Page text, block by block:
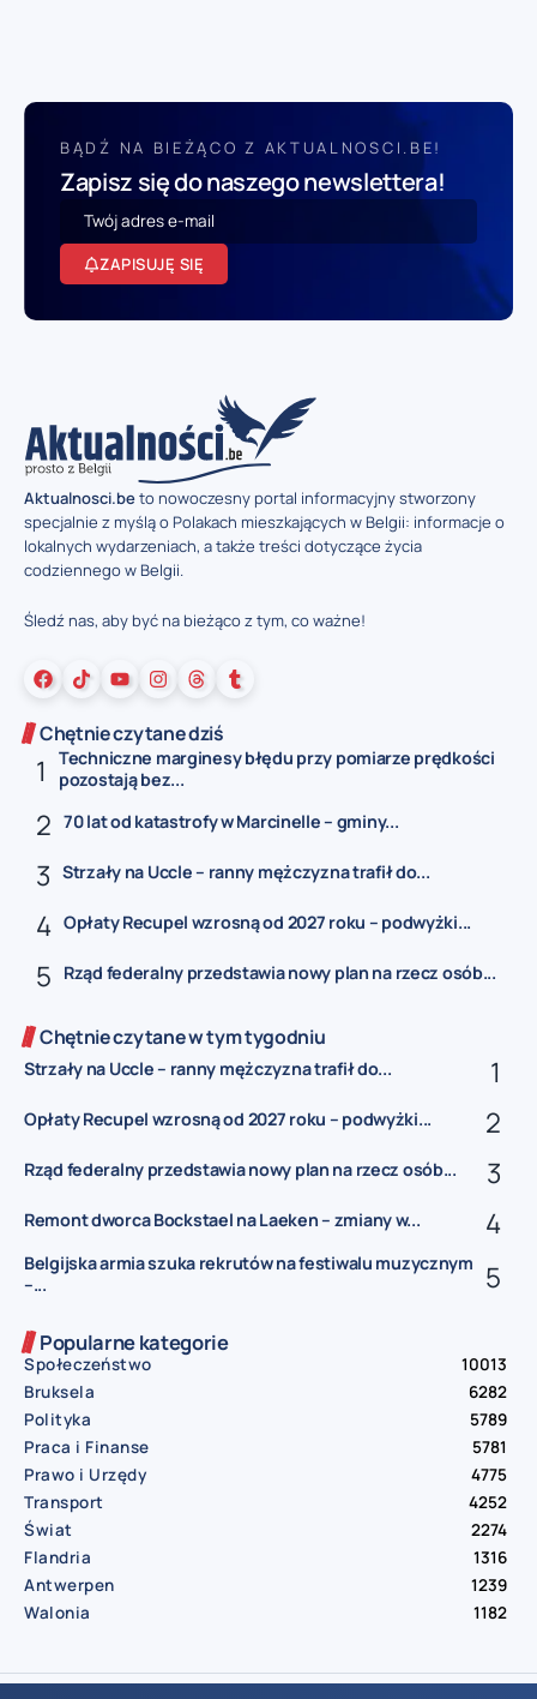
BĄDŹ NA BIEŻĄCO Z AKTUALNOSCI.BE!
Zapisz się do naszego newslettera!
ZAPISUJĘ SIĘ
Aktualnosci.beto nowoczesny portal informacyjny stworzony
specjalnie z myślą o Polakach mieszkających w Belgii: informacje o
lokalnych wydarzeniach, a także treści dotyczące życia
codziennego w Belgii.
Śledź nas, aby być na bieżąco z tym, co ważne!
Chętnie czytane dziś
Techniczne marginesy błędu przy pomiarze prędkości
pozostają bez...
70 lat od katastrofy w Marcinelle – gminy...
Strzały na Uccle – ranny mężczyzna trafił do...
Opłaty Recupel wzrosną od 2027 roku – podwyżki...
Rząd federalny przedstawia nowy plan na rzecz osób...
Chętnie czytane w tym tygodniu
Strzały na Uccle – ranny mężczyzna trafił do...
Opłaty Recupel wzrosną od 2027 roku – podwyżki...
Rząd federalny przedstawia nowy plan na rzecz osób...
Remont dworca Bockstael na Laeken – zmiany w...
Belgijska armia szuka rekrutów na festiwalu muzycznym
–...
Popularne kategorie
Społeczeństwo
10013
Bruksela
6282
Polityka
5789
Praca i Finanse
5781
Prawo i Urzędy
4775
Transport
4252
Świat
2274
Flandria
1316
Antwerpen
1239
Walonia
1182